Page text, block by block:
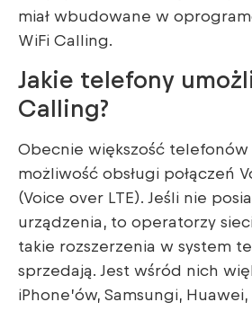
miał wbudowane w
WiFi Calling.
Jakie telefony
Calling?
Obecnie większość
możliwość obsługi połączeń
(Voice over LTE). Jeśli nie
urządzenia, to operatorzy
takie rozszerzenia w system
sprzedają. Jest wśród nich
iPhone’ów, Samsungi, Huawei,